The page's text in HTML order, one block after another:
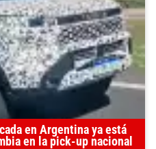
en Argentina ya está
en la pick-up nacional